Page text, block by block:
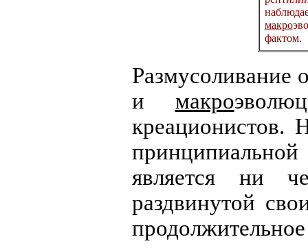
макро
фактом.
Размусоливание
и макро
креационистов.
является ни
раздвинутой